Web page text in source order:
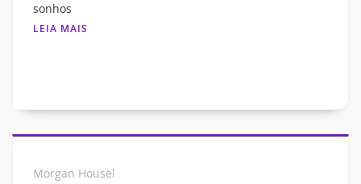
sonhos
LEIA MAIS
Morgan Housel